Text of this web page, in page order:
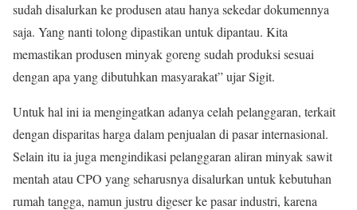
sudah disalurkan ke produsen atau hanya sekedar dokumennya
saja. Yang nanti tolong dipastikan untuk dipantau. Kita
memastikan produsen minyak goreng sudah produksi sesuai
dengan apa yang dibutuhkan masyarakat” ujar Sigit.
Untuk hal ini ia mengingatkan adanya celah pelanggaran, terkait
dengan disparitas harga dalam penjualan di pasar internasional.
Selain itu ia juga mengindikasi pelanggaran aliran minyak sawit
mentah atau CPO yang seharusnya disalurkan untuk kebutuhan
rumah tangga, namun justru digeser ke pasar industri, karena